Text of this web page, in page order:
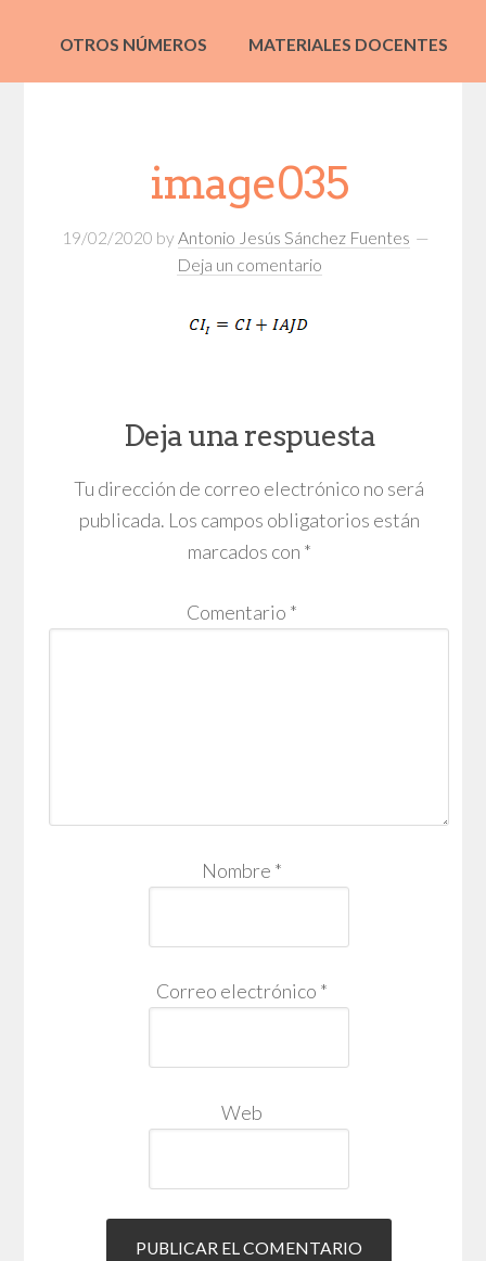
OTROS NÚMEROS MATERIALES DOCENTES
image035
19/02/2020 by Antonio Jesús Sánchez Fuentes
Deja un comentario
Deja una respuesta
Tu dirección de correo electrónico no será
publicada. Los campos obligatorios están
marcados con *
Comentario *
Nombre *
Correo electrónico *
Web